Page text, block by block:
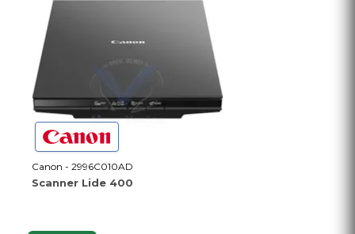
Canon - 2996C010AD
Scanner Lide 400